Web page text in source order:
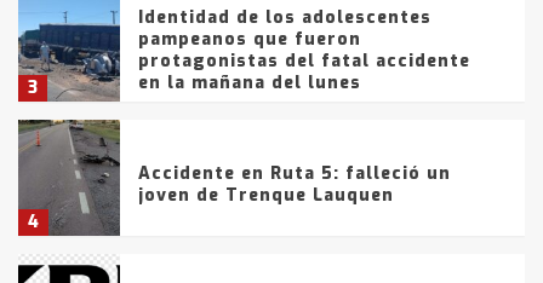
3
Identidad de los adolescentes
pampeanos que fueron
protagonistas del fatal accidente
en la mañana del lunes
4
Accidente en Ruta 5: falleció un
joven de Trenque Lauquen